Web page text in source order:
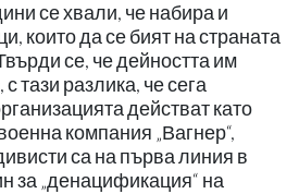
се хвали, че набира и
които да се бият на страната
се, че дейността им
тази разлика, че сега
действат като
компания „Вагнер“,
са на първа линия в
за „денацификация“ на